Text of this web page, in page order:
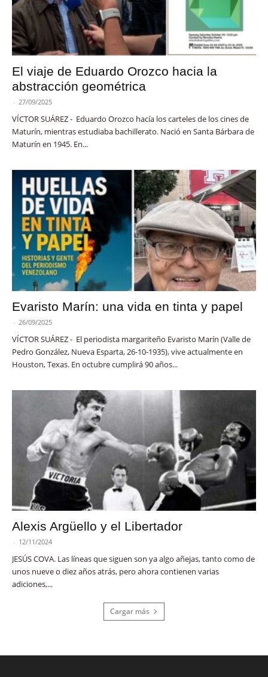
El viaje de Eduardo Orozco hacia la
abstracción geométrica
- 27/09/2025
VÍCTOR SUÁREZ - Eduardo Orozco hacía los carteles de los cines de
Maturín, mientras estudiaba bachillerato. Nació en Santa Bárbara de
Maturín en 1945. En...
Evaristo Marín: una vida en tinta y papel
- 26/09/2025
VÍCTOR SUÁREZ - El periodista margariteño Evaristo Marín (Valle de
Pedro González, Nueva Esparta, 26-10-1935), vive actualmente en
Houston, Texas. En octubre cumplirá 90 años...
Alexis Argüello y el Libertador
- 12/11/2024
JESÚS COVA. Las líneas que siguen son ya algo añejas, tanto como de
unos nueve o diez años atrás, pero ahora contienen varias
adiciones,...
Cargar más